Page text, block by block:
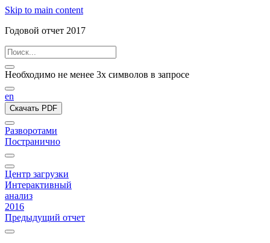
Skip to main content
Годовой отчет 2017
Необходимо не менее 3х символов в запросе
en
Скачать PDF
Разворотами
Постранично
Центр загрузки
Интерактивный
анализ
2016
Предыдущий отчет